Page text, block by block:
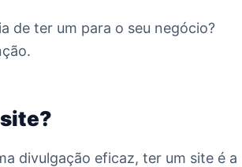
de ter um para o seu negócio?
divulgação eficaz, ter um site é a